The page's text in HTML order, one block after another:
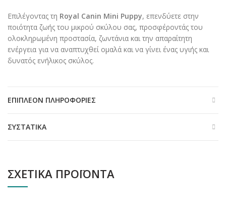
Επιλέγοντας τη Royal Canin Mini Puppy, επενδύετε στην
ποιότητα ζωής του μικρού σκύλου σας, προσφέροντάς του
ολοκληρωμένη προστασία, ζωντάνια και την απαραίτητη
ενέργεια για να αναπτυχθεί ομαλά και να γίνει ένας υγιής και
δυνατός ενήλικος σκύλος.
ΕΠΙΠΛΈΟΝ ΠΛΗΡΟΦΟΡΊΕΣ
ΣΥΣΤΑΤΙΚΆ
ΣΧΕΤΙΚΆ ΠΡΟΪΌΝΤΑ